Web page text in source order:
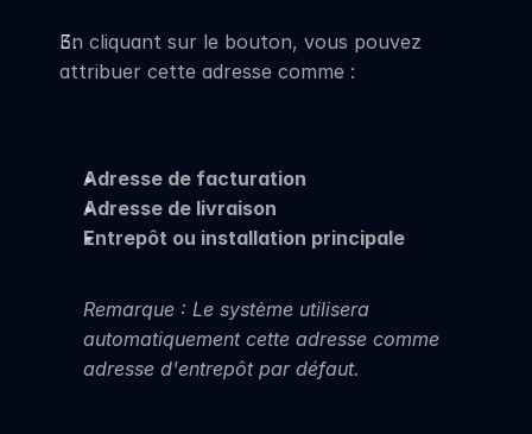
En cliquant sur le bouton, vous pouvez
attribuer cette adresse comme :
Adresse de facturation
Adresse de livraison
Entrepôt ou installation principale
Remarque : Le système utilisera
automatiquement cette adresse comme
adresse d'entrepôt par défaut.